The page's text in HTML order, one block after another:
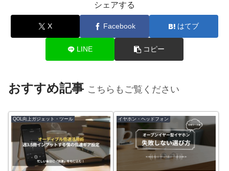
シェアする
X Facebook はてブ
LINE コピー
おすすめ記事 こちらもご覧ください
QOL向上ガジェット・ツール イヤホン・ヘッドフォン